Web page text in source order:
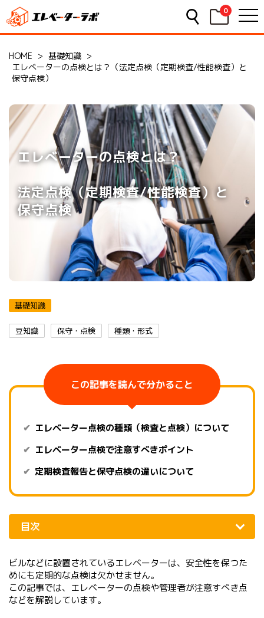
0
HOME > 基礎知識 >
エレべーターの点検とは？（法定点検（定期検査/性能検査）と
保守点検）
エレべーターの点検とは？
法定点検（定期検査/性能検査）と
保守点検
基礎知識
豆知識 保守・点検 種類・形式
この記事を読んで分かること
エレベーター点検の種類（検査と点検）について
エレベーター点検で注意すべきポイント
定期検査報告と保守点検の違いについて
目次
ビルなどに設置されているエレベーターは、安全性を保つた
めにも定期的な点検は欠かせません。
この記事では、エレベーターの点検や管理者が注意すべき点
などを解説しています。